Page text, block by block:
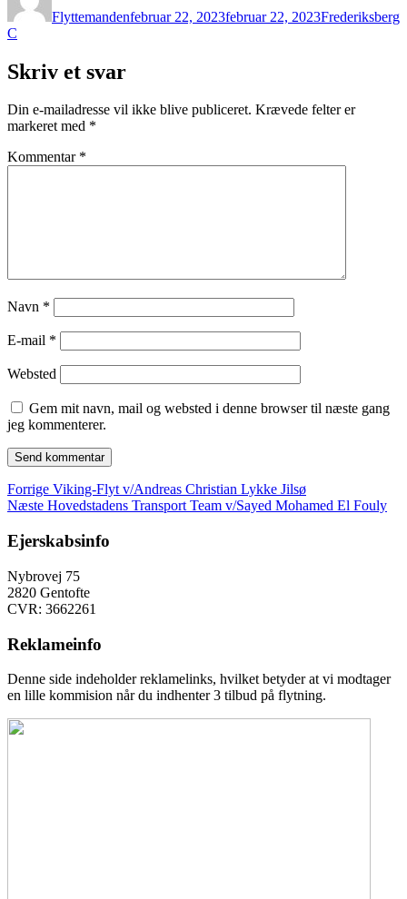
Flyttemandenfebruar 22, 2023februar 22, 2023Frederiksberg
C
Skriv et svar
Din e-mailadresse vil ikke blive publiceret. Krævede felter er
markeret med *
Kommentar *
Navn *
E-mail *
Websted
Gem mit navn, mail og websted i denne browser til næste gang
jeg kommenterer.
Indlægsnavigation
Forrige Forrige
indlæg:
Viking-Flyt v/Andreas Christian Lykke Jilsø
Næste Næste
Hovedstadens Transport Team v/Sayed Mohamed El Fouly
Ejerskabsinfo
Nybrovej 75
2820 Gentofte
CVR: 3662261
Reklameinfo
Denne side indeholder reklamelinks, hvilket betyder at vi modtager
en lille kommision når du indhenter 3 tilbud på flytning.